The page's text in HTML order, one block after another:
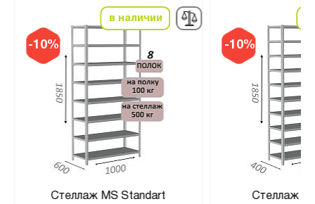
-10%
в наличии
Стеллаж MS Standart
-10%
Стеллаж